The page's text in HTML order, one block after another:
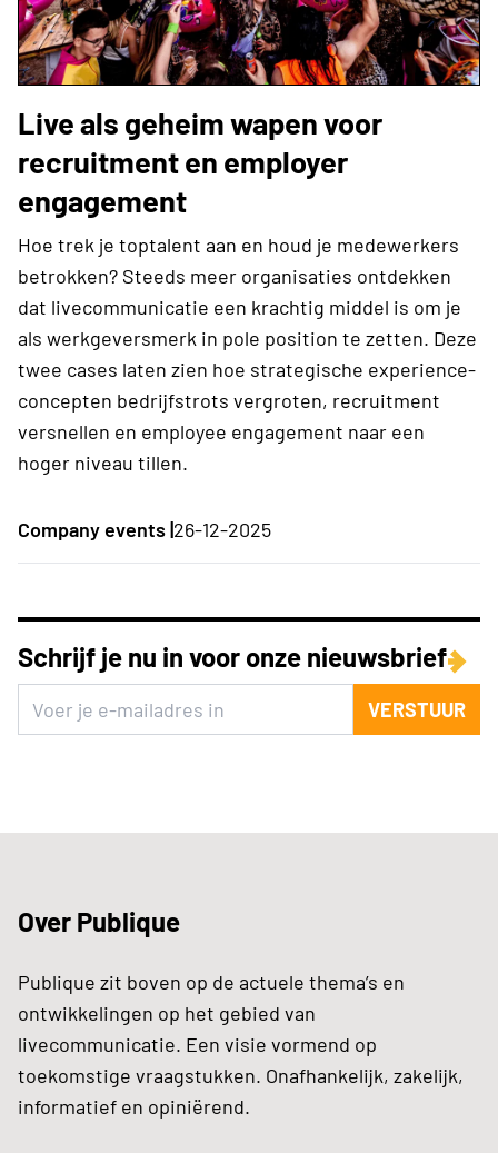
Live als geheim wapen voor
recruitment en employer
engagement
Hoe trek je toptalent aan en houd je medewerkers
betrokken? Steeds meer organisaties ontdekken
dat livecommunicatie een krachtig middel is om je
als werkgeversmerk in pole position te zetten. Deze
twee cases laten zien hoe strategische experience-
concepten bedrijfstrots vergroten, recruitment
versnellen en employee engagement naar een
hoger niveau tillen.
Company events |26-12-2025
Schrijf je nu in voor onze nieuwsbrief
VERSTUUR
Over Publique
Publique zit boven op de actuele thema’s en
ontwikkelingen op het gebied van
livecommunicatie. Een visie vormend op
toekomstige vraagstukken. Onafhankelijk, zakelijk,
informatief en opiniërend.